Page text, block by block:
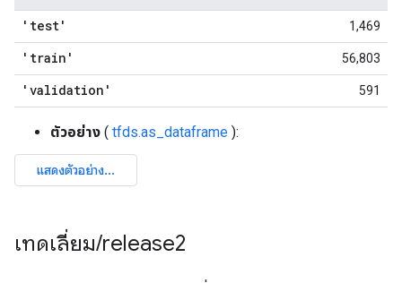
'test' 1,469
'train' 56,803
'validation' 591
ตัวอย่าง ( tfds.as_dataframe ):
เทดเลี่ยม/release2